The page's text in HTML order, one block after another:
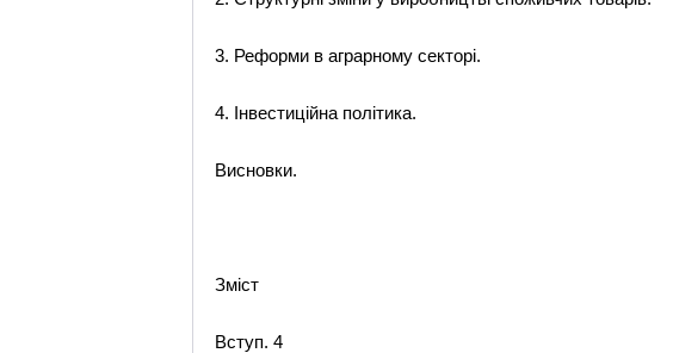
3. Реформи в аграрному секторі.
4. Інвестиційна політика.
Висновки.
Зміст
Вступ. 4